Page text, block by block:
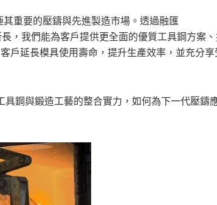
重要的壓鑄與先進製造市場。透過融匯
，我們能為客戶提供更全面的優質工具鋼方案、
戶延長模具使用壽命，提升生產效率，並充分享
鋼與鍛造工藝的整合實力，如何為下一代壓鑄